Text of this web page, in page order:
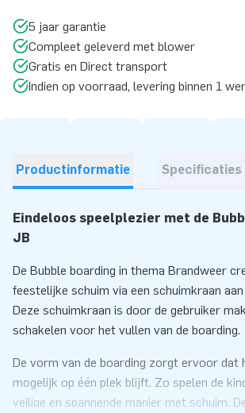
5 jaar garantie
Compleet geleverd met blower
Gratis en Direct transport
Indien op voorraad, levering binnen 1
Productinformatie Specificaties
Eindeloos speelplezier met de
JB
De Bubble boarding in thema Brandweer
feestelijke schuim via een schuimkraan
Deze schuimkraan is door de gebruiker
schakelen voor het vullen van de boarding.
De vorm van de boarding zorgt ervoor dat
mogelijk op één plek blijft. Zo spelen de
veilige en spannende manier met schuim.